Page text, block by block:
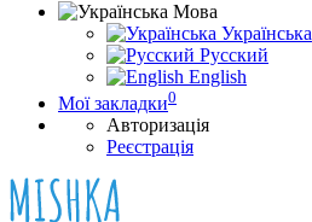
Мова
Українська
Русский
English
Мої закладки0
Авторизація
Реєстрація